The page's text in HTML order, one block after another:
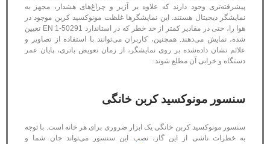
پیشرفته‌تری وجود دارند که علاوه بر آژیر و چراغ‌های هشدار، مجهز به
نمایشگر دیجیتال هستند. این نمایشگرها غلظت مونوکسید کربن موجود در
هوا را، حتی در مقادیر کمتر از حد خطر که در استاندارد 50291-1 EN تعیین
شده، نمایش می‌دهند. همچنین، کاربران می‌توانند با استفاده از تصاویر و
علائم نشان داده‌شده بر روی نمایشگر، از زمان تعویض باتری، پایان عمر
دستگاه و خرابی آن مطلع شوند.
سنسور مونوکسید کربن خانگی
سنسور مونوکسید کربن خانگی یک ابزار ضروری برای هر خانه است. با توجه
به خطرات ناشی از این گاز، نصب این سنسور می‌تواند جان شما و